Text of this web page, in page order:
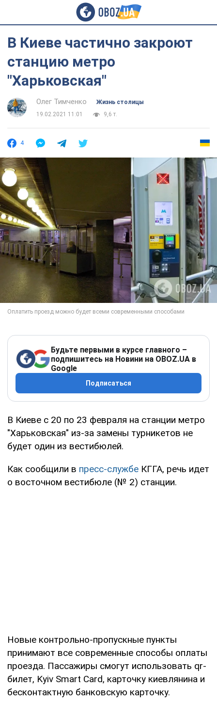
В Киеве частично закроют
станцию метро
"Харьковская"
Олег Тимченко
Жизнь столицы
19.02.2021 11:01
9,6 т.
4
Будьте первыми в курсе главного –
подпишитесь на Новини на OBOZ.UA в
Google
Подписаться
В Киеве с 20 по 23 февраля на станции метро
"Харьковская" из-за замены турникетов не
будет один из вестибюлей.
Как сообщили в пресс-службе КГГА, речь идет
о восточном вестибюле (№ 2) станции.
Новые контрольно-пропускные пункты
принимают все современные способы оплаты
проезда. Пассажиры смогут использовать qr-
билет, Kyiv Smart Card, карточку киевлянина и
бесконтактную банковскую карточку.